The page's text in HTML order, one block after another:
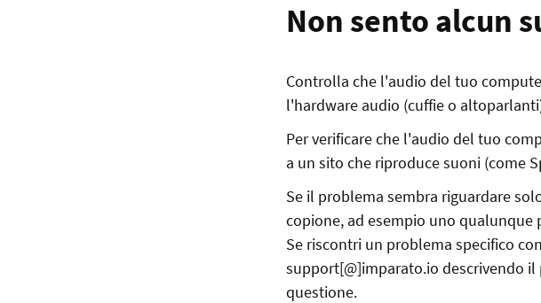
Non sento alcun
Controlla che l'audio del tuo
l'hardware audio (cuffie o
Per verificare che l'audio del tuo
a un sito che riproduce suoni (come
Se il problema sembra riguardare
copione, ad esempio uno qualunque
Se riscontri un problema specifico
support[@]imparato.io descrivendo
questione.